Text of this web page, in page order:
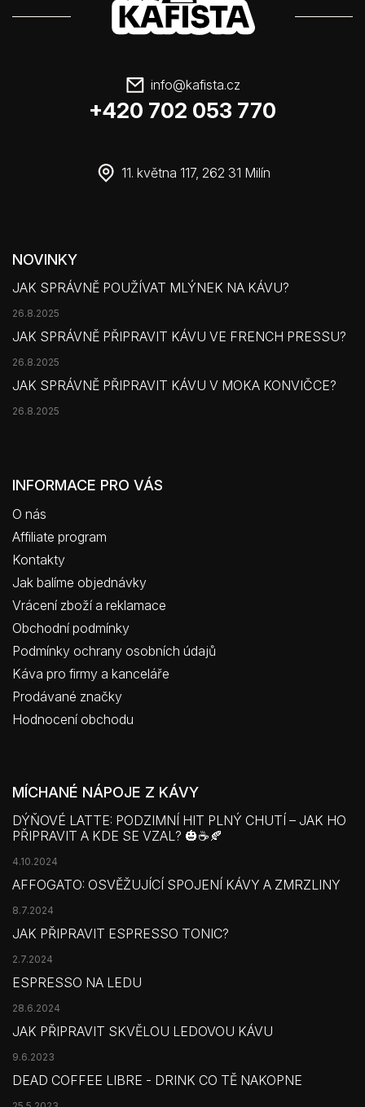
info@kafista.cz
+420 702 053 770
11. května 117, 262 31 Milín
NOVINKY
JAK SPRÁVNĚ POUŽÍVAT MLÝNEK NA KÁVU?
26.8.2025
JAK SPRÁVNĚ PŘIPRAVIT KÁVU VE FRENCH PRESSU?
26.8.2025
JAK SPRÁVNĚ PŘIPRAVIT KÁVU V MOKA KONVIČCE?
26.8.2025
INFORMACE PRO VÁS
O nás
Affiliate program
Kontakty
Jak balíme objednávky
Vrácení zboží a reklamace
Obchodní podmínky
Podmínky ochrany osobních údajů
Káva pro firmy a kanceláře
Prodávané značky
Hodnocení obchodu
MÍCHANÉ NÁPOJE Z KÁVY
DÝŇOVÉ LATTE: PODZIMNÍ HIT PLNÝ CHUTÍ – JAK HO
PŘIPRAVIT A KDE SE VZAL? 🎃☕🍂
4.10.2024
AFFOGATO: OSVĚŽUJÍCÍ SPOJENÍ KÁVY A ZMRZLINY
8.7.2024
JAK PŘIPRAVIT ESPRESSO TONIC?
2.7.2024
ESPRESSO NA LEDU
28.6.2024
JAK PŘIPRAVIT SKVĚLOU LEDOVOU KÁVU
9.6.2023
DEAD COFFEE LIBRE - DRINK CO TĚ NAKOPNE